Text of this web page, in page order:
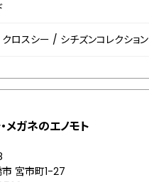
クロスシー / シチズンコレクション
メガネのエノモト
宮市町1-27